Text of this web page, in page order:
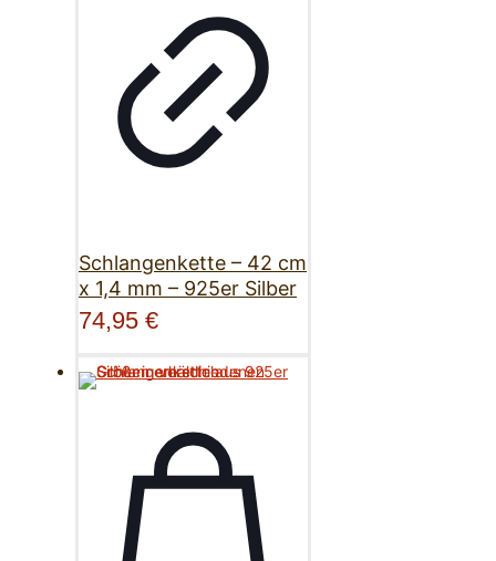
Schlangenkette – 42 cm
x 1,4 mm – 925er Silber
74,95 €